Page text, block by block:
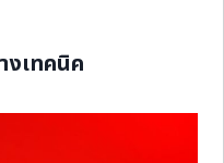
งเทคนิค